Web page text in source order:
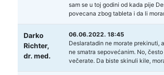
sam se u toj godini od kada pije
povecana zbog tableta i da li
Darko
Richter,
dr. med.
06.06.2022. 18:45
Deslaratadin ne morate prekinuti,
ne smatra sepovećanim. No,
večerate. Da biste skinuli kile,